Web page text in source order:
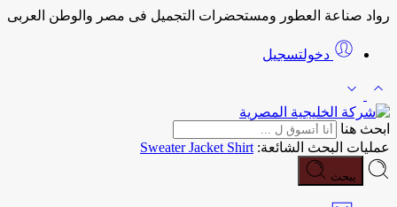
رواد صناعة العطور ومستحضرات التجميل فى مصر والوطن العربى
دخولتسجيل
ابحث هنا
عمليات البحث الشائعة:
SweaterJacket Shirt
يبحث